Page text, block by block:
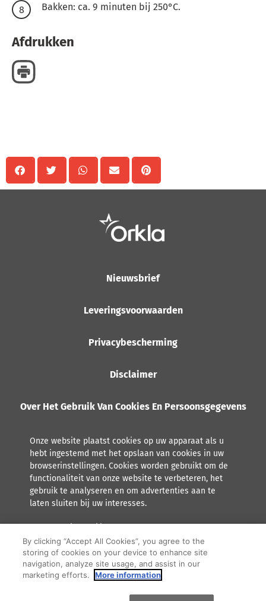
Bakken: ca. 9 minuten bij 250°C.
Afdrukken
Nieuwsbrief
Leveringsvoorwaarden
Privacybescherming
Disclaimer
Over Het Gebruik Van Cookies En Persoonsgegevens
Onze website plaatst cookies op uw apparaat als u
hebt ingestemd met het opslaan van cookies in uw
browserinstellingen. Cookies worden gebruikt om de
functionaliteit van onze website te verbeteren, het
gebruik te analyseren en om advertenties aan te
laten sluiten bij uw interesses.
Lees meer over hoe Orkla met persoonsgegevens omgaat,
inclusief het recht tot inzage.
F
a
Y
o
I
n
© 2026 Orkla. All rights reserved
By clicking “Accept All Cookies”, you agree to the
storing of cookies on your device to enhance site
navigation, analyze site usage, and assist in our
marketing efforts.
More information